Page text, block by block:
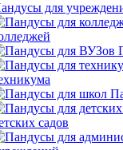
для
садов